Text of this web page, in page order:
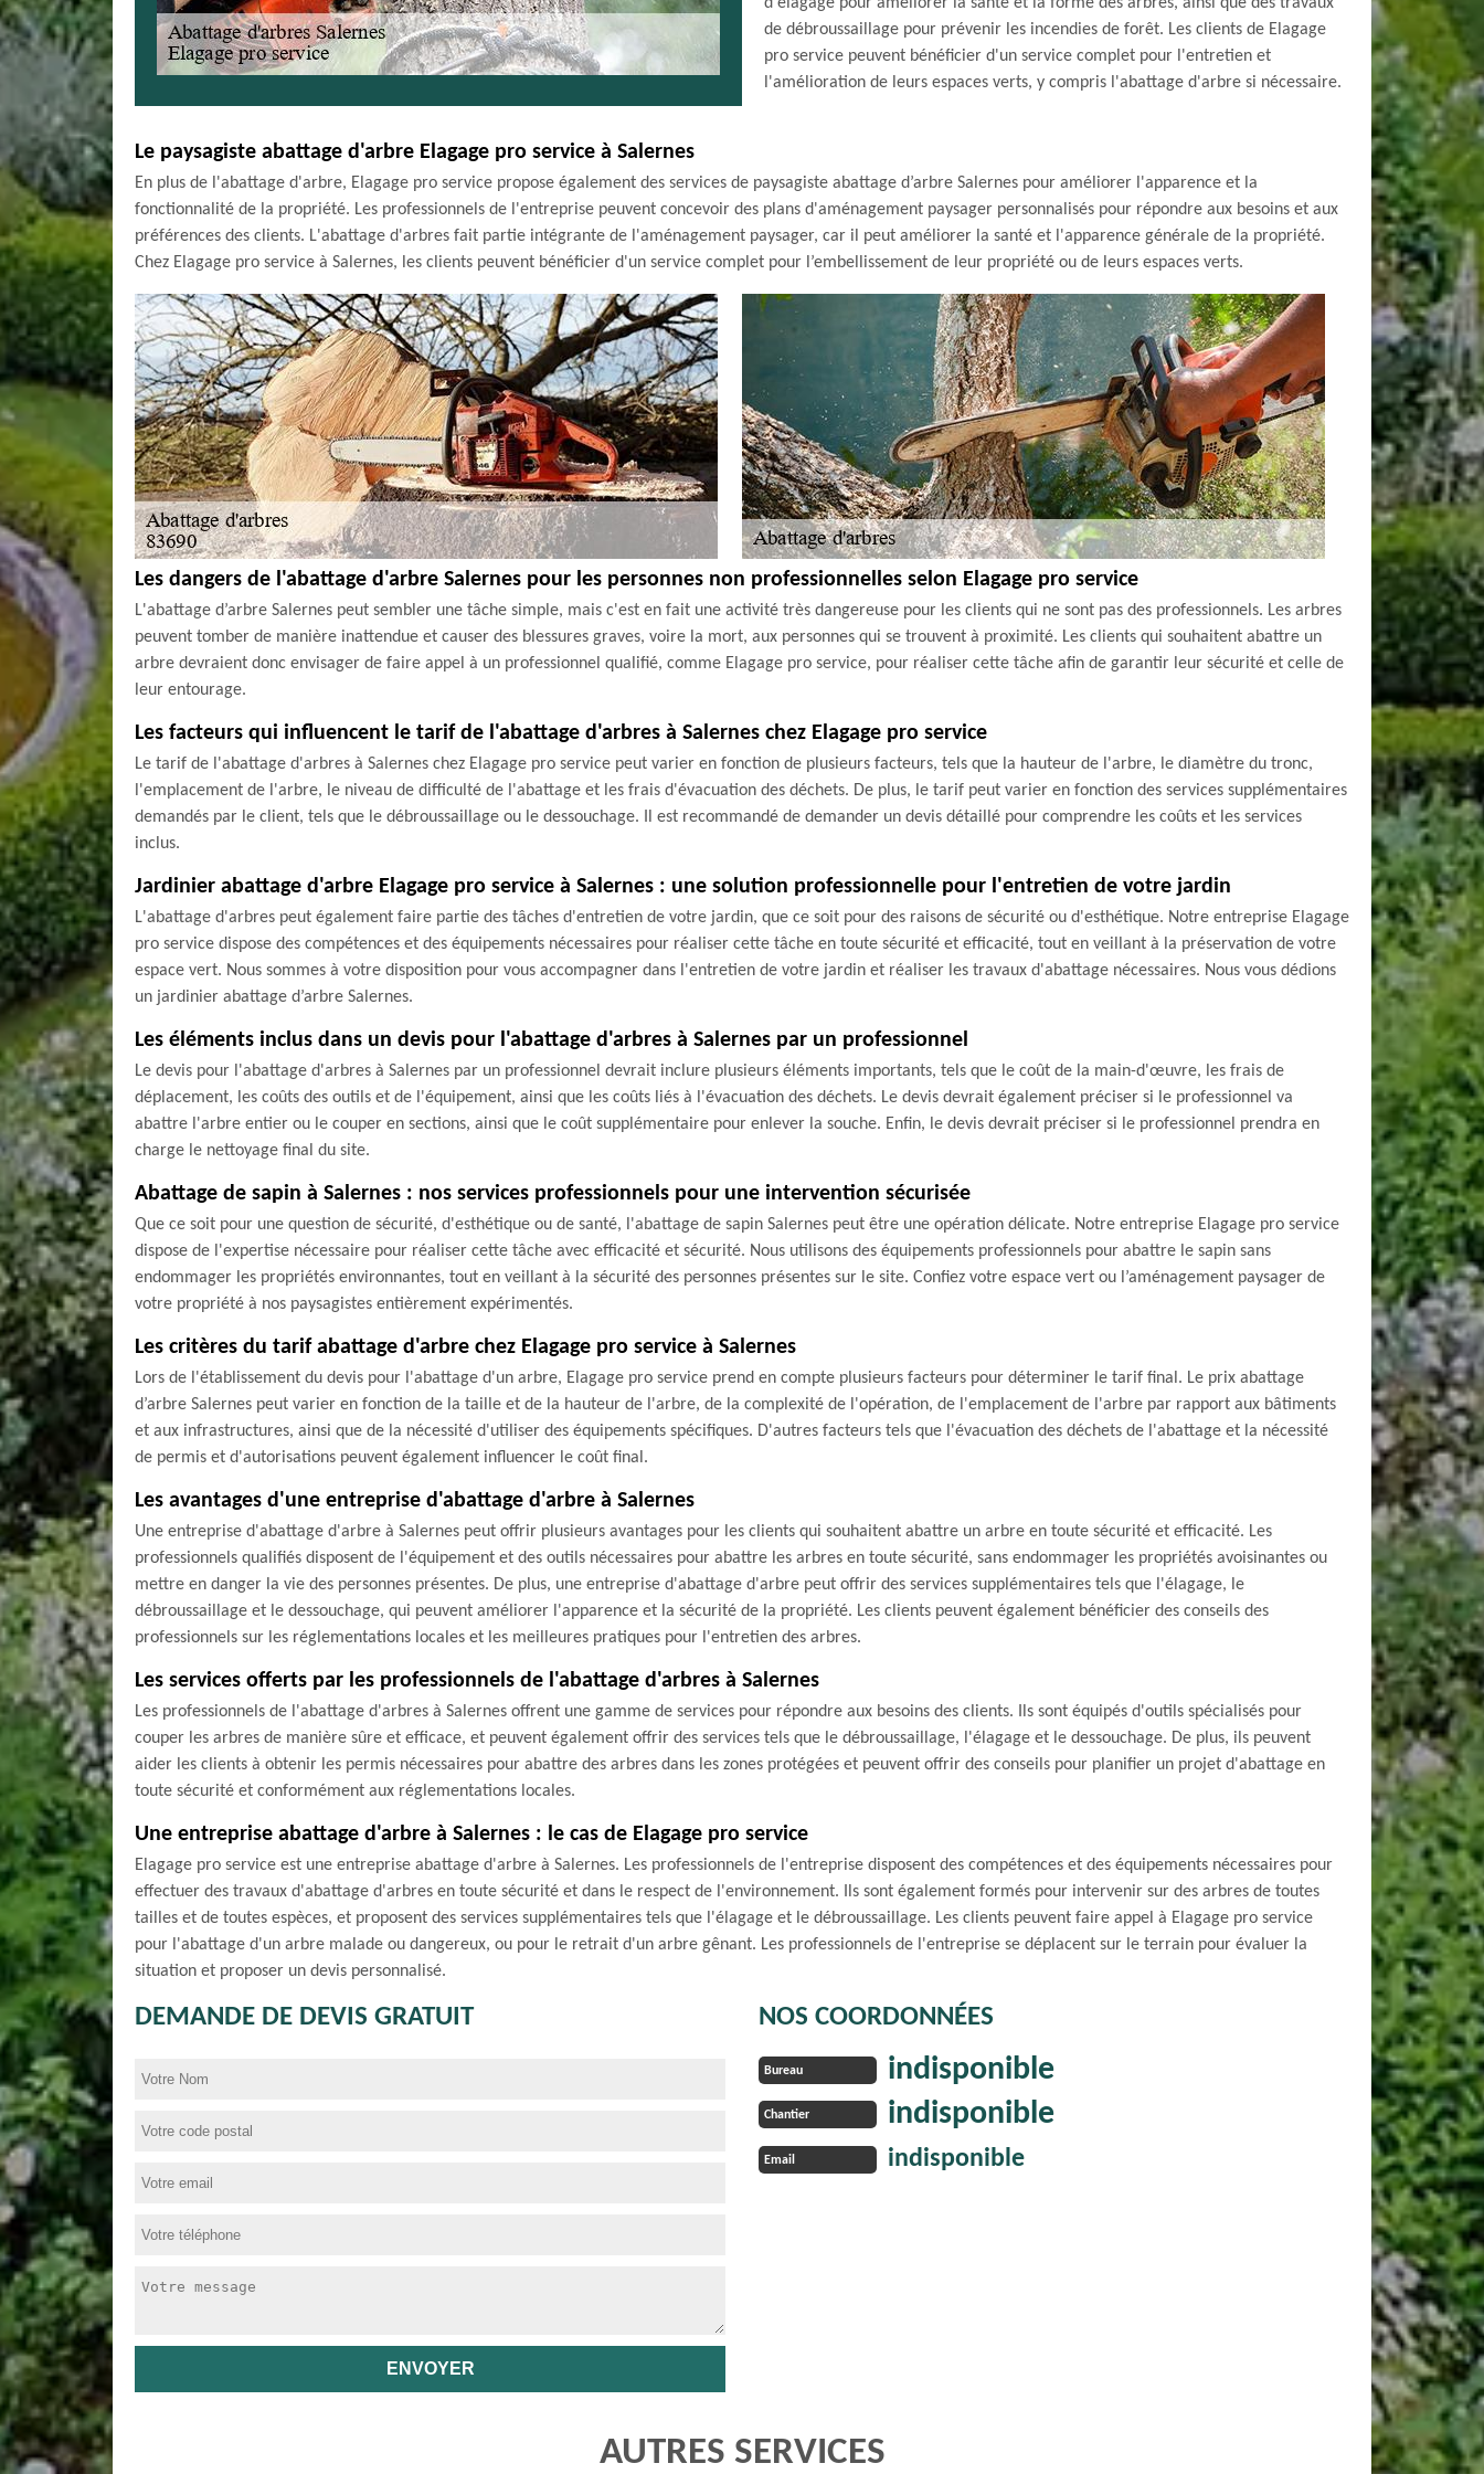
de débroussaillage pour prévenir les incendies de forêt. Les clients de Elagage
pro service peuvent bénéficier d'un service complet pour l'entretien et
l'amélioration de leurs espaces verts, y compris l'abattage d'arbre si nécessaire.
Le paysagiste abattage d'arbre Elagage pro service à Salernes
En plus de l'abattage d'arbre, Elagage pro service propose également des services de paysagiste abattage d’arbre Salernes pour améliorer l'apparence et la
fonctionnalité de la propriété. Les professionnels de l'entreprise peuvent concevoir des plans d'aménagement paysager personnalisés pour répondre aux besoins et aux
préférences des clients. L'abattage d'arbres fait partie intégrante de l'aménagement paysager, car il peut améliorer la santé et l'apparence générale de la propriété.
Chez Elagage pro service à Salernes, les clients peuvent bénéficier d'un service complet pour l’embellissement de leur propriété ou de leurs espaces verts.
Les dangers de l'abattage d'arbre Salernes pour les personnes non professionnelles selon Elagage pro service
L'abattage d’arbre Salernes peut sembler une tâche simple, mais c'est en fait une activité très dangereuse pour les clients qui ne sont pas des professionnels. Les arbres
peuvent tomber de manière inattendue et causer des blessures graves, voire la mort, aux personnes qui se trouvent à proximité. Les clients qui souhaitent abattre un
arbre devraient donc envisager de faire appel à un professionnel qualifié, comme Elagage pro service, pour réaliser cette tâche afin de garantir leur sécurité et celle de
leur entourage.
Les facteurs qui influencent le tarif de l'abattage d'arbres à Salernes chez Elagage pro service
Le tarif de l'abattage d'arbres à Salernes chez Elagage pro service peut varier en fonction de plusieurs facteurs, tels que la hauteur de l'arbre, le diamètre du tronc,
l'emplacement de l'arbre, le niveau de difficulté de l'abattage et les frais d'évacuation des déchets. De plus, le tarif peut varier en fonction des services supplémentaires
demandés par le client, tels que le débroussaillage ou le dessouchage. Il est recommandé de demander un devis détaillé pour comprendre les coûts et les services
inclus.
Jardinier abattage d'arbre Elagage pro service à Salernes : une solution professionnelle pour l'entretien de votre jardin
L'abattage d'arbres peut également faire partie des tâches d'entretien de votre jardin, que ce soit pour des raisons de sécurité ou d'esthétique. Notre entreprise Elagage
pro service dispose des compétences et des équipements nécessaires pour réaliser cette tâche en toute sécurité et efficacité, tout en veillant à la préservation de votre
espace vert. Nous sommes à votre disposition pour vous accompagner dans l'entretien de votre jardin et réaliser les travaux d'abattage nécessaires. Nous vous dédions
un jardinier abattage d’arbre Salernes.
Les éléments inclus dans un devis pour l'abattage d'arbres à Salernes par un professionnel
Le devis pour l'abattage d'arbres à Salernes par un professionnel devrait inclure plusieurs éléments importants, tels que le coût de la main-d'œuvre, les frais de
déplacement, les coûts des outils et de l'équipement, ainsi que les coûts liés à l'évacuation des déchets. Le devis devrait également préciser si le professionnel va
abattre l'arbre entier ou le couper en sections, ainsi que le coût supplémentaire pour enlever la souche. Enfin, le devis devrait préciser si le professionnel prendra en
charge le nettoyage final du site.
Abattage de sapin à Salernes : nos services professionnels pour une intervention sécurisée
Que ce soit pour une question de sécurité, d'esthétique ou de santé, l'abattage de sapin Salernes peut être une opération délicate. Notre entreprise Elagage pro service
dispose de l'expertise nécessaire pour réaliser cette tâche avec efficacité et sécurité. Nous utilisons des équipements professionnels pour abattre le sapin sans
endommager les propriétés environnantes, tout en veillant à la sécurité des personnes présentes sur le site. Confiez votre espace vert ou l’aménagement paysager de
votre propriété à nos paysagistes entièrement expérimentés.
Les critères du tarif abattage d'arbre chez Elagage pro service à Salernes
Lors de l'établissement du devis pour l'abattage d'un arbre, Elagage pro service prend en compte plusieurs facteurs pour déterminer le tarif final. Le prix abattage
d’arbre Salernes peut varier en fonction de la taille et de la hauteur de l'arbre, de la complexité de l'opération, de l'emplacement de l'arbre par rapport aux bâtiments
et aux infrastructures, ainsi que de la nécessité d'utiliser des équipements spécifiques. D'autres facteurs tels que l'évacuation des déchets de l'abattage et la nécessité
de permis et d'autorisations peuvent également influencer le coût final.
Les avantages d'une entreprise d'abattage d'arbre à Salernes
Une entreprise d'abattage d'arbre à Salernes peut offrir plusieurs avantages pour les clients qui souhaitent abattre un arbre en toute sécurité et efficacité. Les
professionnels qualifiés disposent de l'équipement et des outils nécessaires pour abattre les arbres en toute sécurité, sans endommager les propriétés avoisinantes ou
mettre en danger la vie des personnes présentes. De plus, une entreprise d'abattage d'arbre peut offrir des services supplémentaires tels que l'élagage, le
débroussaillage et le dessouchage, qui peuvent améliorer l'apparence et la sécurité de la propriété. Les clients peuvent également bénéficier des conseils des
professionnels sur les réglementations locales et les meilleures pratiques pour l'entretien des arbres.
Les services offerts par les professionnels de l'abattage d'arbres à Salernes
Les professionnels de l'abattage d'arbres à Salernes offrent une gamme de services pour répondre aux besoins des clients. Ils sont équipés d'outils spécialisés pour
couper les arbres de manière sûre et efficace, et peuvent également offrir des services tels que le débroussaillage, l'élagage et le dessouchage. De plus, ils peuvent
aider les clients à obtenir les permis nécessaires pour abattre des arbres dans les zones protégées et peuvent offrir des conseils pour planifier un projet d'abattage en
toute sécurité et conformément aux réglementations locales.
Une entreprise abattage d'arbre à Salernes : le cas de Elagage pro service
Elagage pro service est une entreprise abattage d'arbre à Salernes. Les professionnels de l'entreprise disposent des compétences et des équipements nécessaires pour
effectuer des travaux d'abattage d'arbres en toute sécurité et dans le respect de l'environnement. Ils sont également formés pour intervenir sur des arbres de toutes
tailles et de toutes espèces, et proposent des services supplémentaires tels que l'élagage et le débroussaillage. Les clients peuvent faire appel à Elagage pro service
pour l'abattage d'un arbre malade ou dangereux, ou pour le retrait d'un arbre gênant. Les professionnels de l'entreprise se déplacent sur le terrain pour évaluer la
situation et proposer un devis personnalisé.
DEMANDE DE DEVIS GRATUIT NOS COORDONNÉES
Bureau indisponible
Chantier indisponible
Email indisponible
AUTRES SERVICES